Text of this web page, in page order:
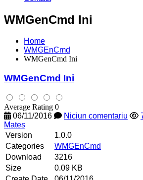
WMGenCmd Ini
Home
WMGEnCmd
WMGenCmd Ini
WMGenCmd Ini
Average Rating 0
06/11/2016
Niciun comentariu
Mates
Version
1.0.0
Categories
WMGEnCmd
Download
3216
Size
0.09 KB